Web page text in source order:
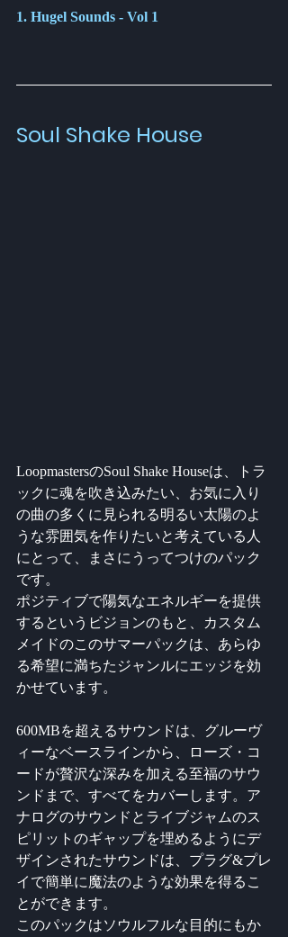
1. Hugel Sounds - Vol 1
Soul Shake House
LoopmastersのSoul Shake Houseは、トラ
ックに魂を吹き込みたい、お気に入り
の曲の多くに見られる明るい太陽のよ
うな雰囲気を作りたいと考えている人
にとって、まさにうってつけのパック
です。
ポジティブで陽気なエネルギーを提供
するというビジョンのもと、カスタム
メイドのこのサマーパックは、あらゆ
る希望に満ちたジャンルにエッジを効
かせています。
600MBを超えるサウンドは、グルーヴ
ィーなベースラインから、ローズ・コ
ードが贅沢な深みを加える至福のサウ
ンドまで、すべてをカバーします。ア
ナログのサウンドとライブジャムのス
ピリットのギャップを埋めるようにデ
ザインされたサウンドは、プラグ&プレ
イで簡単に魔法のような効果を得るこ
とができます。
このパックはソウルフルな目的にもか